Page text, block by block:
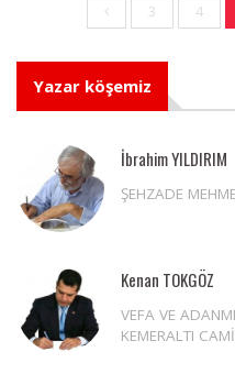
3 4
Yazar köşemiz
İbrahim YILDIRIM
ŞEHZADE
Kenan TOKGÖZ
VEFA VE
KEMERALTI